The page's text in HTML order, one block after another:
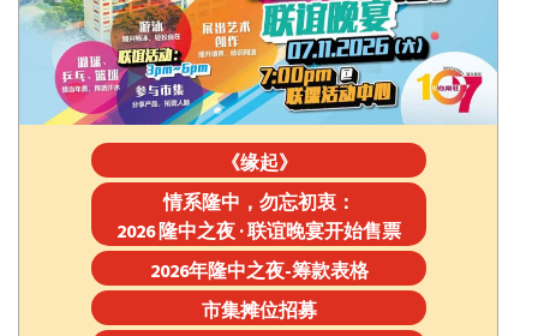
《缘起》
情系隆中，勿忘初衷：
2026 隆中之夜 · 联谊晚宴开始售票
2026年隆中之夜-筹款表格
市集摊位招募